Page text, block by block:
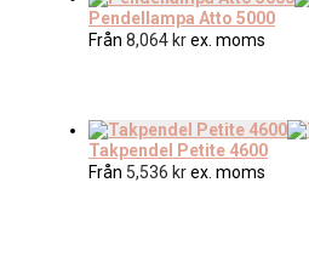
Pendellampa Atto 5000
Från 8,064 krex. moms
Takpendel Petite 4600
Från 5,536 krex. moms